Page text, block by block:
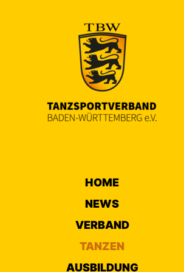
HOME
NEWS
VERBAND
TANZEN
AUSBILDUNG